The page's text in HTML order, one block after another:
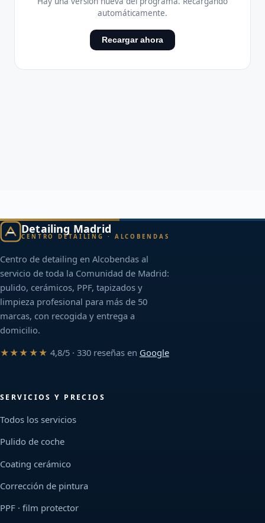
Detailing Madrid
CENTRO DETAILING · ALCOBENDAS
Centro de detailing en Alcobendas al
servicio de toda la Comunidad de Madrid:
pulido, cerámicos, PPF, tapizados y
limpieza profesional para más de 50
marcas, con recogida y entrega a
domicilio.
★★★★★ 4,8/5 · 330 reseñas en Google
SERVICIOS Y PRECIOS
Todos los servicios
Pulido de coche
Coating cerámico
Corrección de pintura
PPF · film protector